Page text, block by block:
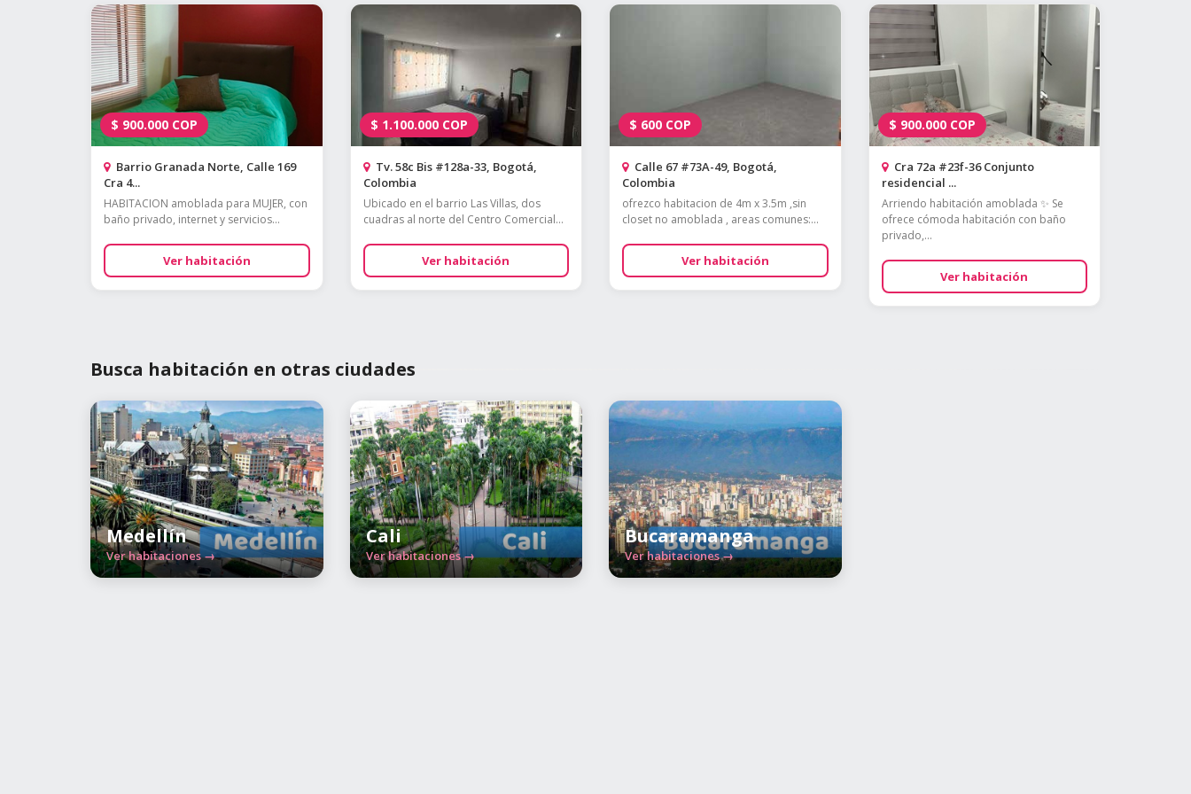
$ 900.000 COP
Barrio Granada Norte, Calle 169
Cra 4...
HABITACION amoblada para MUJER, con
baño privado, internet y servicios...
Ver habitación
$ 1.100.000 COP
Tv. 58c Bis #128a-33, Bogotá,
Colombia
Ubicado en el barrio Las Villas, dos
cuadras al norte del Centro Comercial...
Ver habitación
$ 600 COP
Calle 67 #73A-49, Bogotá,
Colombia
ofrezco habitacion de 4m x 3.5m ,sin
closet no amoblada , areas comunes:...
Ver habitación
$ 900.000 COP
Cra 72a #23f-36 Conjunto
residencial ...
Arriendo habitación amoblada ✨ Se
ofrece cómoda habitación con baño
privado,...
Ver habitación
Busca habitación en otras ciudades
Medellín
Ver habitaciones →
Cali
Ver habitaciones →
Bucaramanga
Ver habitaciones →